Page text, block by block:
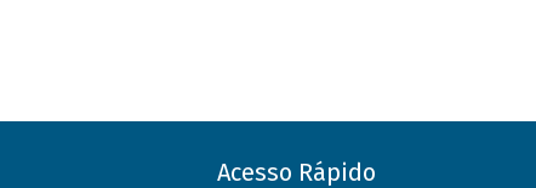
Acesso Rápido